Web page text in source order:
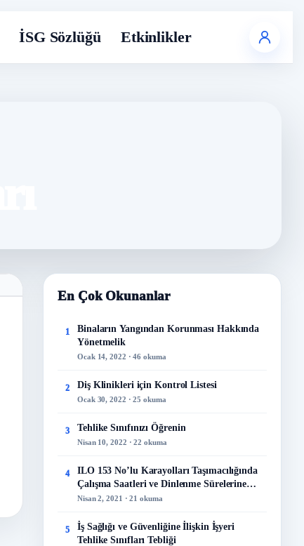
İSG Sözlüğü Etkinlikler
En Çok Okunanlar
1
Binaların Yangından Korunması Hakkında
Yönetmelik
Ocak 14, 2022 · 46 okuma
2 Diş Klinikleri için Kontrol Listesi
Ocak 30, 2022 · 25 okuma
3 Tehlike Sınıfınızı Öğrenin
Nisan 10, 2022 · 22 okuma
4
ILO 153 No’lu Karayolları Taşımacılığında
Çalışma Saatleri ve Dinlenme Sürelerine
İlişkin Sözleşme
Nisan 2, 2021 · 21 okuma
5
İş Sağlığı ve Güvenliğine İlişkin İşyeri
Tehlike Sınıfları Tebliği